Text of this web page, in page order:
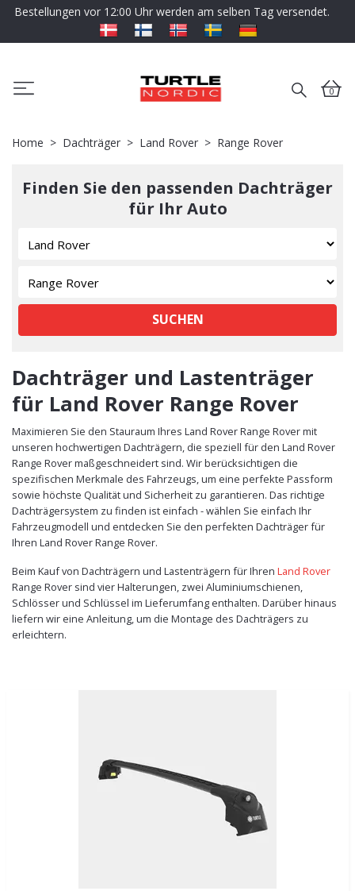
Bestellungen vor 12:00 Uhr werden am selben Tag versendet.
0
Home Dachträger Land Rover Range Rover
Finden Sie den passenden Dachträger
für Ihr Auto
SUCHEN
Dachträger und Lastenträger
für Land Rover Range Rover
Maximieren Sie den Stauraum Ihres Land Rover Range Rover mit
unseren hochwertigen Dachträgern, die speziell für den Land Rover
Range Rover maßgeschneidert sind. Wir berücksichtigen die
spezifischen Merkmale des Fahrzeugs, um eine perfekte Passform
sowie höchste Qualität und Sicherheit zu garantieren. Das richtige
Dachträgersystem zu finden ist einfach - wählen Sie einfach Ihr
Fahrzeugmodell und entdecken Sie den perfekten Dachträger für
Ihren Land Rover Range Rover.
Beim Kauf von Dachträgern und Lastenträgern für Ihren Land Rover
Range Rover sind vier Halterungen, zwei Aluminiumschienen,
Schlösser und Schlüssel im Lieferumfang enthalten. Darüber hinaus
liefern wir eine Anleitung, um die Montage des Dachträgers zu
erleichtern.